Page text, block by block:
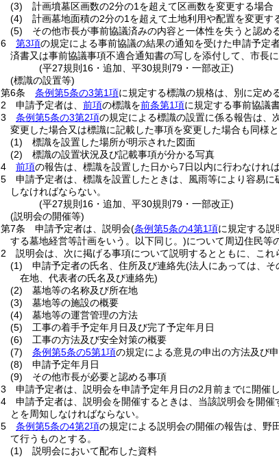
(3)
計画墳墓区画数の2分の1を超えて区画数を変更する場合
(4)
計画墓地面積の2分の1を超えて土地利用や配置を変更す
(5)
その他市長が事前協議済みの内容と一体性を失うと認め
6
第3項の規定による事前協議の結果の通知を受けた申請予定
済書又は事前協議事項不適合通知書の写しを添付して、市長
(平27規則16・追加、平30規則79・一部改正)
(標識の設置等)
第6条
条例第5条の3第1項に規定する標識の規格は、別に定める
2
申請予定者は、 前項の標識を前条第1項に規定する事前協議
3
条例第5条の3第2項の規定による標識の設置に係る報告は、
変更した場合又は標識に記載した事項を変更した場合も同様と
(1)
標識を設置した場所が明示された図面
(2)
標識の設置状況及び記載事項が分かる写真
4
前項の報告は、標識を設置した日から7日以内に行わなければ
5
申請予定者は、標識を設置したときは、風雨等により容易
しなければならない。
(平27規則16・追加、平30規則79・一部改正)
(説明会の開催等)
第7条
申請予定者は、説明会(条例第5条の4第1項に規定する説
する墓地経営等計画をいう。以下同じ。)について周辺住民等
2
説明会は、次に掲げる事項について説明するとともに、これ
(1)
申請予定者の氏名、住所及び連絡先(法人にあっては、
在地、代表者の氏名及び連絡先)
(2)
墓地等の名称及び所在地
(3)
墓地等の施設の概要
(4)
墓地等の運営管理の方法
(5)
工事の着手予定年月日及び完了予定年月日
(6)
工事の方法及び安全対策の概要
(7)
条例第5条の5第1項の規定による意見の申出の方法及び
(8)
申請予定年月日
(9)
その他市長が必要と認める事項
3
申請予定者は、説明会を申請予定年月日の2月前までに開催
4
申請予定者は、説明会を開催するときは、当該説明会を開催
とを周知しなければならない。
5
条例第5条の4第2項の規定による説明会の開催の報告は、野
て行うものとする。
(1)
説明会において配布した資料